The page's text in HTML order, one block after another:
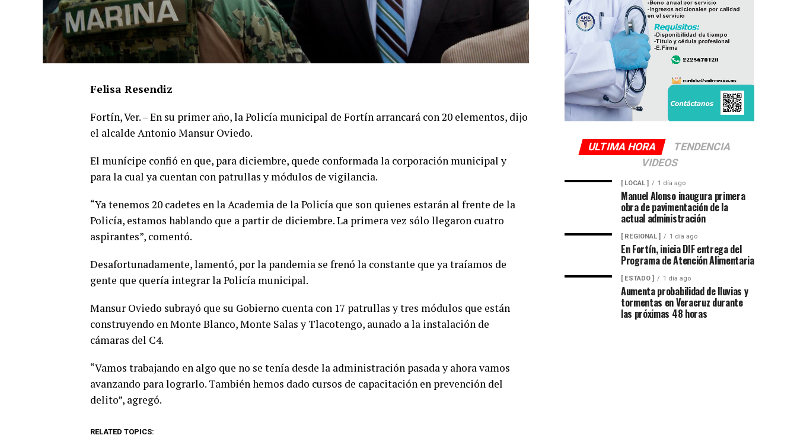
Felisa Resendiz
Fortín, Ver. – En su primer año, la Policía municipal de Fortín arrancará con 20 elementos, dijo
el alcalde Antonio Mansur Oviedo.
El munícipe confió en que, para diciembre, quede conformada la corporación municipal y
para la cual ya cuentan con patrullas y módulos de vigilancia.
“Ya tenemos 20 cadetes en la Academia de la Policía que son quienes estarán al frente de la
Policía, estamos hablando que a partir de diciembre. La primera vez sólo llegaron cuatro
aspirantes”, comentó.
Desafortunadamente, lamentó, por la pandemia se frenó la constante que ya traíamos de
gente que quería integrar la Policía municipal.
Mansur Oviedo subrayó que su Gobierno cuenta con 17 patrullas y tres módulos que están
construyendo en Monte Blanco, Monte Salas y Tlacotengo, aunado a la instalación de
cámaras del C4.
“Vamos trabajando en algo que no se tenía desde la administración pasada y ahora vamos
avanzando para lograrlo. También hemos dado cursos de capacitación en prevención del
delito”, agregó.
RELATED TOPICS:
ULTIMA HORA
TENDENCIA
VIDEOS
[ LOCAL ] 1 día ago
Manuel Alonso inaugura primera
obra de pavimentación de la
actual administración
[ REGIONAL ] 1 día ago
En Fortín, inicia DIF entrega del
Programa de Atención Alimentaria
[ ESTADO ] 1 día ago
Aumenta probabilidad de lluvias y
tormentas en Veracruz durante
las próximas 48 horas